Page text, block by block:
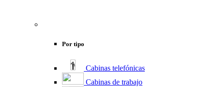
Por tipo
Cabinas telefónicas
Cabinas de trabajo